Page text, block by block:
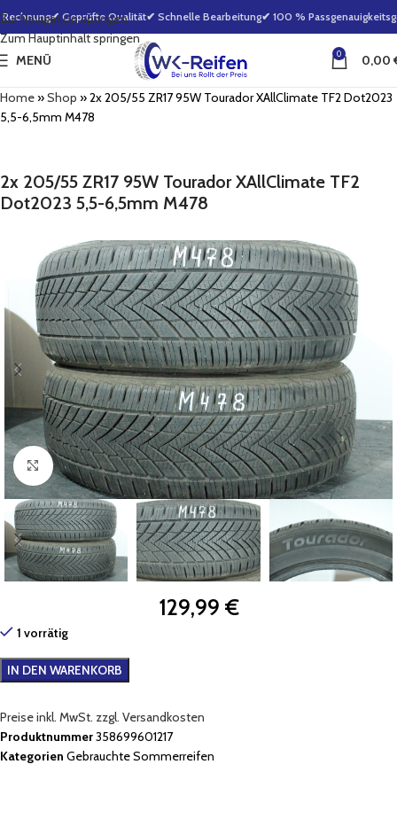
Zur Navigation springen
Zum Hauptinhalt springen
✔ Geprüfte Qualität✔ Schnelle Bearbeitung✔ 100 %
MENÜ 0 0,00
Home»Shop »2x 205/55 ZR17 95W Tourador XAllClimate TF2 Dot2023
5,5-6,5mm M478
2x 205/55 ZR17 95W Tourador XAllClimate TF2
Dot2023 5,5-6,5mm M478
Zum Vergrößern klicken
129,99 €
1 vorrätig
IN DEN WARENKORB
Preise inkl. MwSt. zzgl. Versandkosten
Produktnummer358699601217
Kategorien Gebrauchte Sommerreifen